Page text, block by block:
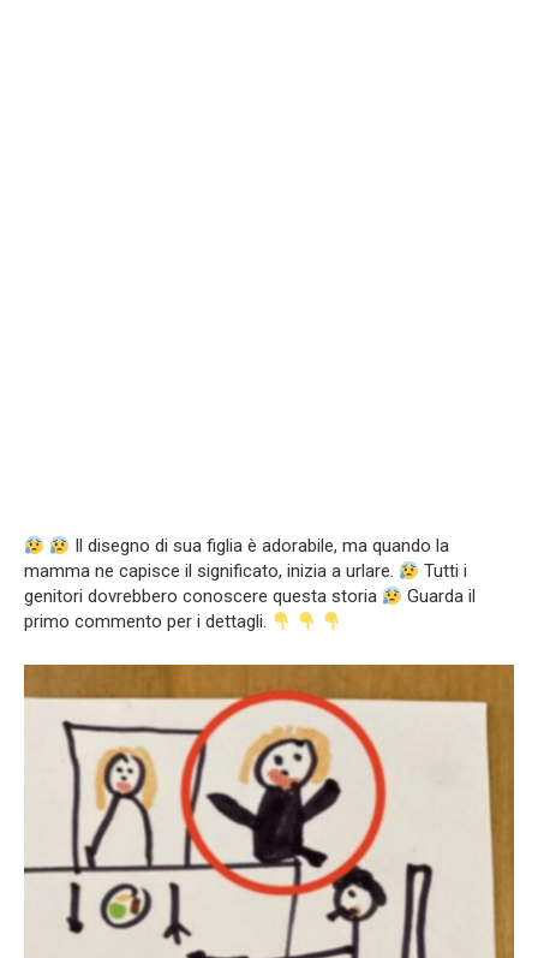
Il disegno di sua figlia è adorabile, ma quando la
mamma ne capisce il significato, inizia a urlare.
Tutti i
genitori dovrebbero conoscere questa storia
Guarda il
primo commento per i dettagli.